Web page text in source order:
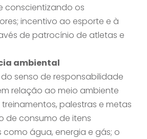
conscientizando os
incentivo ao esporte e à
de patrocínio de atletas e
ambiental
senso de responsabilidade
relação ao meio ambiente
palestras e metas
de consumo de itens
como água, energia e gás; o